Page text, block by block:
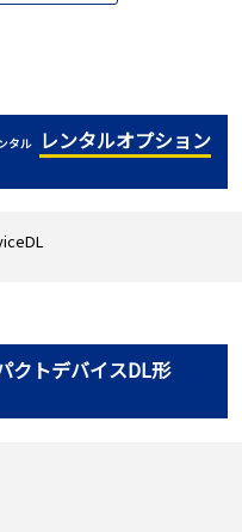
タル レンタルオプション
クトデバイスDL形